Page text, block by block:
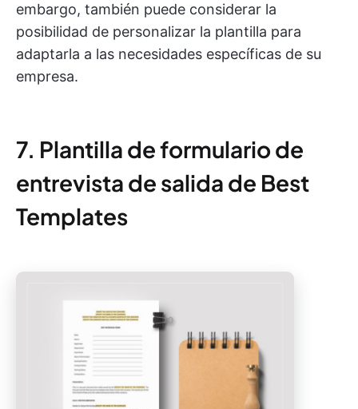
embargo, también puede considerar la
posibilidad de personalizar la plantilla para
adaptarla a las necesidades específicas de su
empresa.
7. Plantilla de formulario de
entrevista de salida de Best
Templates